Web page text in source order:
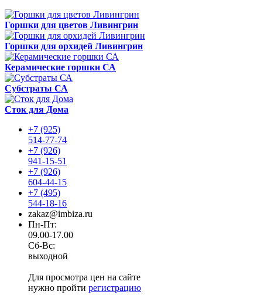
Горшки для цветов Ливингрин
Горшки для орхидей Ливингрин
Керамические горшки СА
Субстраты СА
Сток для Дома
+7 (925)
514-77-74
+7 (926)
941-15-51
+7 (926)
604-44-15
+7 (495)
544-18-16
zakaz@imbiza.ru
Пн-Пт:
09.00-17.00
Сб-Вс:
выходной
Для просмотра цен на сайте
нужно пройти регистрацию